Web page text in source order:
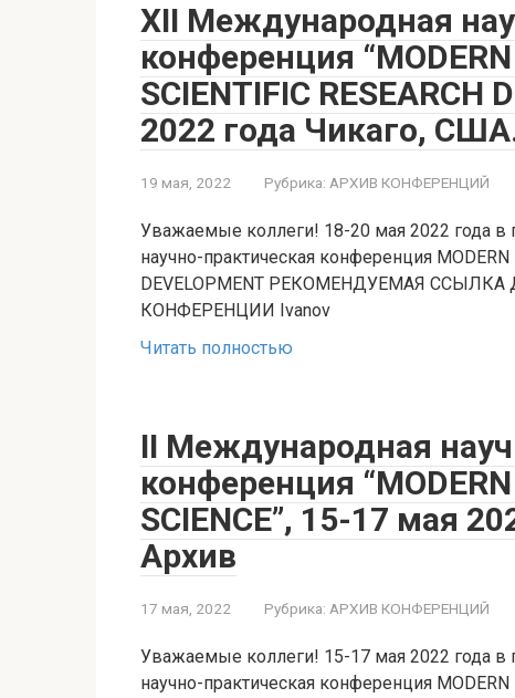
XII Международная
конференция “MODERN
SCIENTIFIC RESEARCH
2022 года Чикаго,
19 мая, 2022 Рубрика: АРХИВ КОНФЕРЕНЦИЙ
Уважаемые коллеги! 18-20 мая 2022 года
научно-практическая конференция MODERN
DEVELOPMENT РЕКОМЕНДУЕМАЯ
КОНФЕРЕНЦИИ Ivanov
Читать полностью
II Международная
конференция “MODERN
SCIENCE”, 15-17 мая
Архив
17 мая, 2022 Рубрика: АРХИВ КОНФЕРЕНЦИЙ
Уважаемые коллеги! 15-17 мая 2022 года в
научно-практическая конференция MODERN